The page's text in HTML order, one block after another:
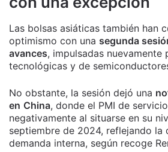
Las bolsas asiáticas también han
optimismo con una segunda
avances, impulsadas nuevamente
tecnológicas y de
No obstante, la sesión dejó una
en China, donde el PMI de
negativamente al situarse en su
septiembre de 2024, reflejando la
demanda interna, según recoge